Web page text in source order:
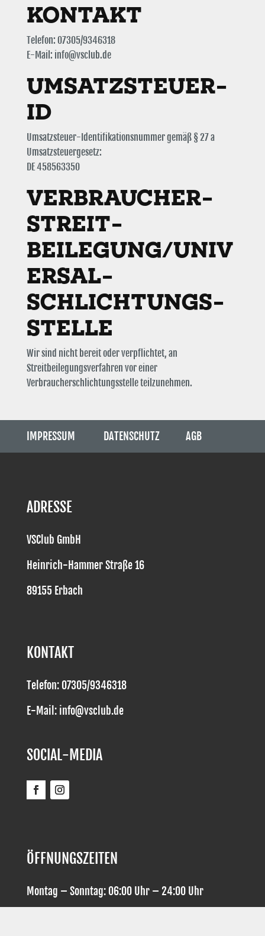
KONTAKT
Telefon: 07305/9346318
E-Mail: info@vsclub.de
UMSATZSTEUER-
ID
Umsatzsteuer-Identifikationsnummer gemäß § 27 a
Umsatzsteuergesetz:
DE 458563350
VERBRAUCHER­
STREIT­
BEILEGUNG/UNIV
ERSAL­
SCHLICHTUNGS­
STELLE
Wir sind nicht bereit oder verpflichtet, an
Streitbeilegungsverfahren vor einer
Verbraucherschlichtungsstelle teilzunehmen.
IMPRESSUM DATENSCHUTZ AGB
ADRESSE
VSClub GmbH
Heinrich-Hammer Straße 16
89155 Erbach
KONTAKT
Telefon: 07305/9346318
E-Mail: info@vsclub.de
SOCIAL-MEDIA
ÖFFNUNGSZEITEN
Montag – Sonntag: 06:00 Uhr – 24:00 Uhr